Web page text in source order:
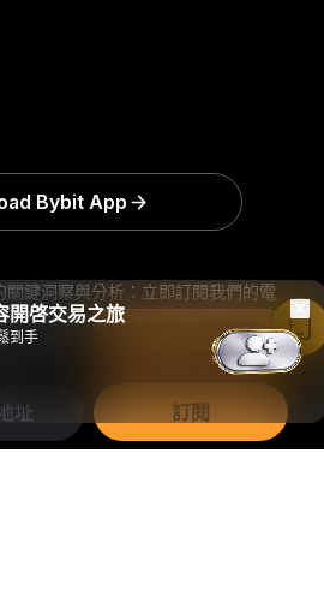
鍵洞察與分析：立即訂閱我們的電
存在風險，包括損失所有投資金額的
所有人。
訂閱
Bybit App
開啓交易之旅
到手 在 Bybit App 中閱讀